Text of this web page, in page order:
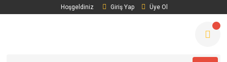
Hoşgeldiniz Giriş Yap Üye Ol